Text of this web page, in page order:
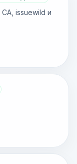
issuewild и